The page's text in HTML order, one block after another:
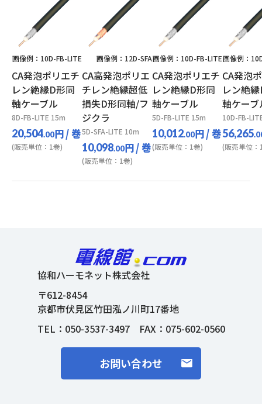
画像例：10D-FB-LITE
CA発泡ポリエチ
レン絶縁D形同
軸ケーブル
8D-FB-LITE 15m
20,504.00円/ 巻
(販売単位：1巻)
画像例：12D-SFA
CA高発泡ポリエ
チレン絶縁超低
損失D形同軸/フ
ジクラ
5D-SFA-LITE 10m
10,098.00円/ 巻
(販売単位：1巻)
画像例：10D-FB-LITE
CA発泡ポリエチ
レン絶縁D形同
軸ケーブル
5D-FB-LITE 15m
10,012.00円/ 巻
(販売単位：1巻)
画像例：
CA発泡
レン絶
軸ケーブ
10D-FB-
56,265
(販売単位：
協和ハーモネット株式会社
〒612-8454
京都市伏見区竹田泓ノ川町17番地
TEL： 050-3537-3497FAX：075-602-0560
お問い合わせ